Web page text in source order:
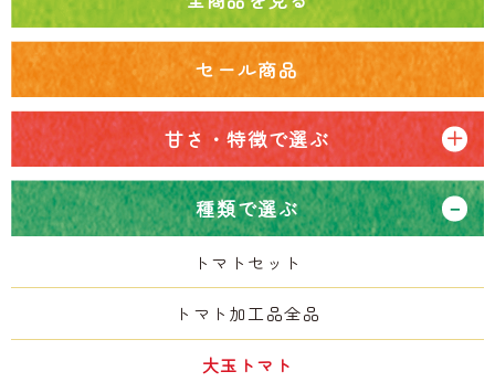
セール商品
甘さ・特徴で選ぶ
種類で選ぶ
トマトセット
トマト加工品全品
大玉トマト